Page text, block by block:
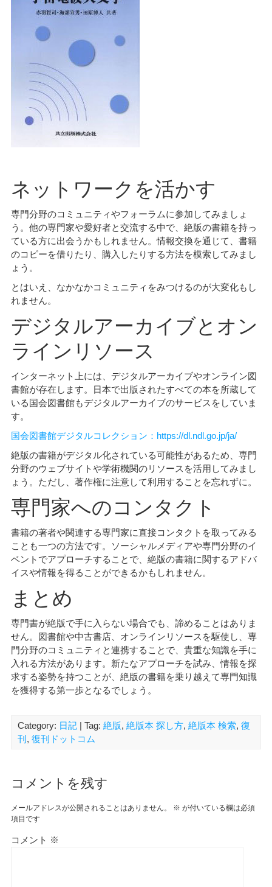
ネットワークを活かす
専門分野のコミュニティやフォーラムに参加してみましょ
う。他の専門家や愛好者と交流する中で、絶版の書籍を持っ
ている方に出会うかもしれません。情報交換を通じて、書籍
のコピーを借りたり、購入したりする方法を模索してみまし
ょう。
とはいえ、なかなかコミュニティをみつけるのが大変化もし
れません。
デジタルアーカイブとオン
ラインリソース
インターネット上には、デジタルアーカイブやオンライン図
書館が存在します。日本で出版されたすべての本を所蔵して
いる国会図書館もデジタルアーカイブのサービスをしていま
す。
国会図書館デジタルコレクション：https://dl.ndl.go.jp/ja/
絶版の書籍がデジタル化されている可能性があるため、専門
分野のウェブサイトや学術機関のリソースを活用してみまし
ょう。ただし、著作権に注意して利用することを忘れずに。
専門家へのコンタクト
書籍の著者や関連する専門家に直接コンタクトを取ってみる
ことも一つの方法です。ソーシャルメディアや専門分野のイ
ベントでアプローチすることで、絶版の書籍に関するアドバ
イスや情報を得ることができるかもしれません。
まとめ
専門書が絶版で手に入らない場合でも、諦めることはありま
せん。図書館や中古書店、オンラインリソースを駆使し、専
門分野のコミュニティと連携することで、貴重な知識を手に
入れる方法があります。新たなアプローチを試み、情報を探
求する姿勢を持つことが、絶版の書籍を乗り越えて専門知識
を獲得する第一歩となるでしょう。
Category: 日記| Tag: 絶版, 絶版本 探し方, 絶版本 検索, 復
刊 , 復刊ドットコム
コメントを残す
メールアドレスが公開されることはありません。 ※ が付いている欄は必須
項目です
コメント ※